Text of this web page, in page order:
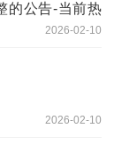
的公告-当前热
2026-02-10
2026-02-10